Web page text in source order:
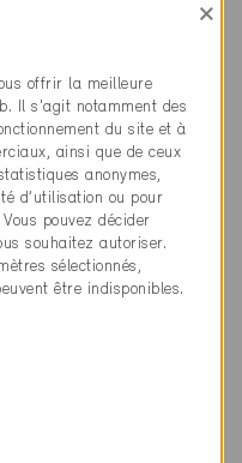
individuel
×
offrir la meilleure
Il s'agit notamment des
du site et à
ainsi que de ceux
anonymes,
d’utilisation ou pour
pouvez décider
souhaitez autoriser.
sélectionnés,
être indisponibles.